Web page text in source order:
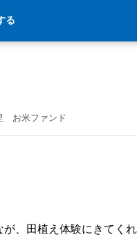
る
お米ファンド
、田植え体験にきてくれ